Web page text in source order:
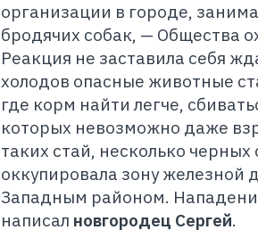
организации в городе,
бродячих собак, — Общества
Реакция не заставила себя
холодов опасные животные
где корм найти легче,
которых невозможно даже
таких стай, несколько черных
оккупировала зону железной
Западным районом.
написал новгородец Сергей.